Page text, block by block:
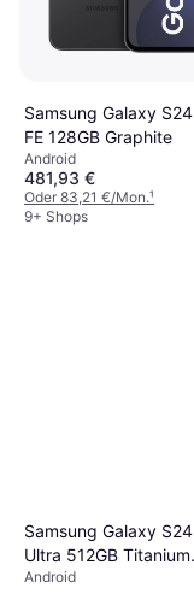
Samsung Galaxy S24
FE 128GB Graphite
Android
481,93 €
Oder 83,21 €/Mon.¹
9+ Shops
Samsung Galaxy S24
Ultra 512GB Titanium
Black
Android